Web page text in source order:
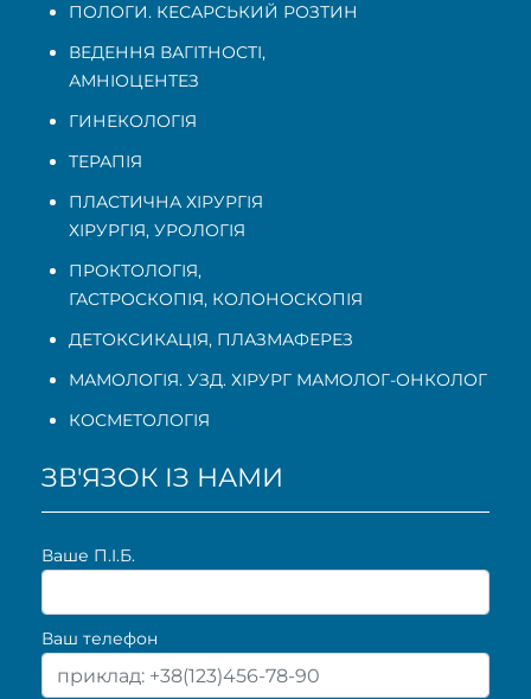
ПОЛОГИ. КЕСАРСЬКИЙ РОЗТИН
ВЕДЕННЯ ВАГІТНОСТІ,
АМНІОЦЕНТЕЗ
ГИНЕКОЛОГІЯ
ТЕРАПІЯ
ПЛАСТИЧНА ХІРУРГІЯ
ХІРУРГІЯ, УРОЛОГІЯ
ПРОКТОЛОГІЯ,
ГАСТРОСКОПІЯ, КОЛОНОСКОПІЯ
ДЕТОКСИКАЦІЯ, ПЛАЗМАФЕРЕЗ
МАМОЛОГІЯ. УЗД. ХІРУРГ МАМОЛОГ-ОНКОЛОГ
КОСМЕТОЛОГІЯ
ЗВ'ЯЗОК ІЗ НАМИ
Ваше П.I.Б.
Ваш телефон